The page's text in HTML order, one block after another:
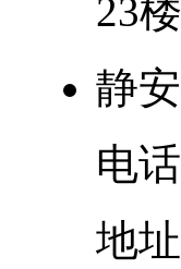
23
静
电话
地址